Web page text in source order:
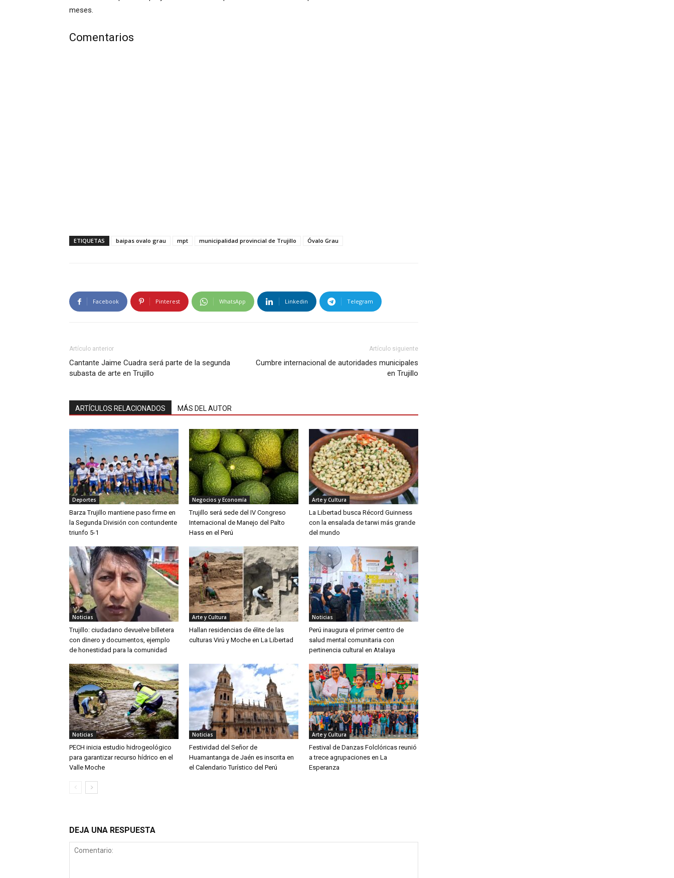
meses.
Comentarios
ETIQUETAS baipas ovalo grau mpt municipalidad provincial de Trujillo Óvalo Grau
Facebook Pinterest WhatsApp Linkedin Telegram
Artículo anterior
Cantante Jaime Cuadra será parte de la segunda
subasta de arte en Trujillo
Artículo siguiente
Cumbre internacional de autoridades municipales
en Trujillo
ARTÍCULOS RELACIONADOS MÁS DEL AUTOR
Deportes
Barza Trujillo mantiene paso firme en
la Segunda División con contundente
triunfo 5-1
Negocios y Economía
Trujillo será sede del IV Congreso
Internacional de Manejo del Palto
Hass en el Perú
Arte y Cultura
La Libertad busca Récord Guinness
con la ensalada de tarwi más grande
del mundo
Noticias
Trujillo: ciudadano devuelve billetera
con dinero y documentos, ejemplo
de honestidad para la comunidad
Arte y Cultura
Hallan residencias de élite de las
culturas Virú y Moche en La Libertad
Noticias
Perú inaugura el primer centro de
salud mental comunitaria con
pertinencia cultural en Atalaya
Noticias
PECH inicia estudio hidrogeológico
para garantizar recurso hídrico en el
Valle Moche
Noticias
Festividad del Señor de
Huamantanga de Jaén es inscrita en
el Calendario Turístico del Perú
Arte y Cultura
Festival de Danzas Folclóricas reunió
a trece agrupaciones en La
Esperanza
DEJA UNA RESPUESTA